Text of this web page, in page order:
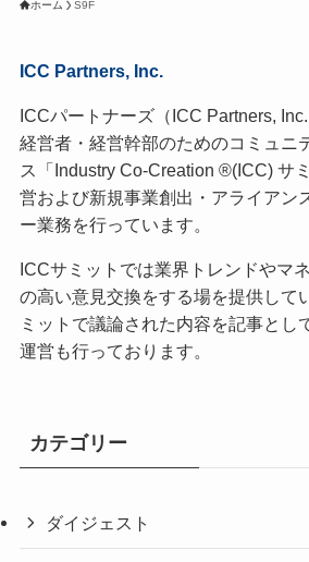
ホーム S9F
ICC Partners, Inc.
ICCパートナーズ（ICC Partners,
経営者・経営幹部のためのコミュニ
ス「Industry Co-Creation ®(ICC) サ
営および新規事業創出・アライアン
ー業務を行っています。
ICCサミットでは業界トレンドやマ
の高い意見交換をする場を提供して
ミットで議論された内容を記事とし
運営も行っております。
カテゴリー
ダイジェスト